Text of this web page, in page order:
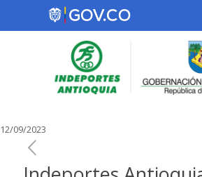
12/09/2023